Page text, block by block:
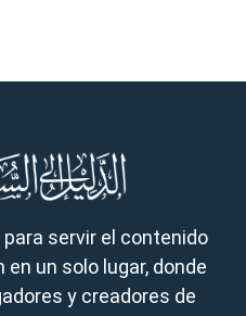
servir el contenido
un solo lugar, donde
y creadores de